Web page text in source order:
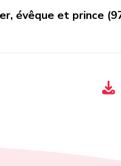
évêque et prince